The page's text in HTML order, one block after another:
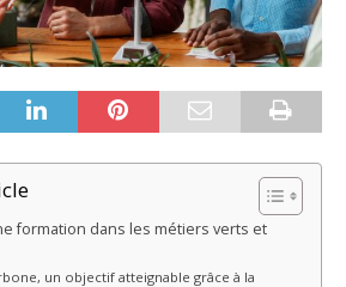
formation dans les métiers verts et
un objectif atteignable grâce à la